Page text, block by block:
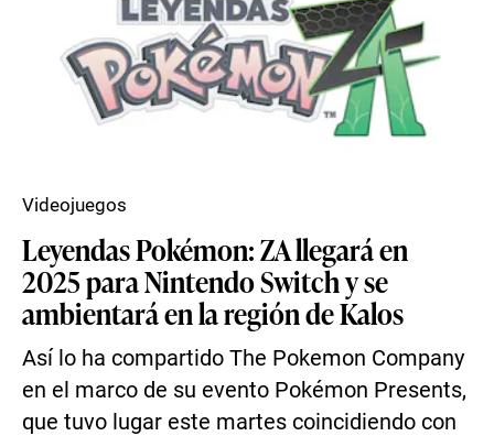
Leyendas Pokémon: ZA llegará en
2025 para Nintendo Switch y se
ambientará en la región de Kalos
Así lo ha compartido The Pokemon Company
en el marco de su evento Pokémon Presents,
que tuvo lugar este martes coincidiendo con
Videojuegos